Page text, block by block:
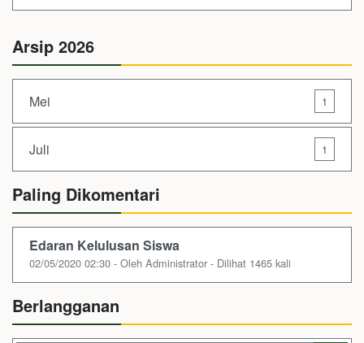
Arsip 2026
Mei 1
Juli 1
Paling Dikomentari
Edaran Kelulusan Siswa
02/05/2020 02:30 - Oleh Administrator - Dilihat 1465 kali
Berlangganan